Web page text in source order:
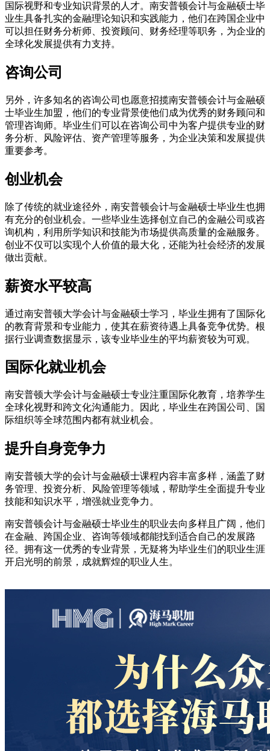
国际视野和专业知识背景的人才。南安普顿会计与金融硕士毕
业生具备扎实的金融理论知识和实践能力，他们在跨国企业中
可以担任财务分析师、投资顾问、财务经理等职务，为企业的
全球化发展提供有力支持。
咨询公司
另外，许多知名的咨询公司也愿意招揽南安普顿会计与金融硕
士毕业生加盟，他们的专业背景使他们成为优秀的财务顾问和
管理咨询师。毕业生们可以在咨询公司中为客户提供专业的财
务分析、风险评估、资产管理等服务，为企业决策和发展提供
重要参考。
创业机会
除了传统的就业途径外，南安普顿会计与金融硕士毕业生也拥
有充分的创业机会。一些毕业生选择创立自己的金融公司或咨
询机构，利用所学知识和技能为市场提供高质量的金融服务。
创业不仅可以实现个人价值的最大化，还能为社会经济的发展
做出贡献。
薪资水平较高
通过南安普顿大学会计与金融硕士学习，毕业生拥有了国际化
的教育背景和专业能力，使其在薪资待遇上具备竞争优势。根
据行业调查数据显示，该专业毕业生的平均薪资较为可观。
国际化就业机会
南安普顿大学会计与金融硕士专业注重国际化教育，培养学生
全球化视野和跨文化沟通能力。因此，毕业生在跨国公司、国
际组织等全球范围内都有就业机会。
提升自身竞争力
南安普顿大学的会计与金融硕士课程内容丰富多样，涵盖了财
务管理、投资分析、风险管理等领域，帮助学生全面提升专业
技能和知识水平，增强就业竞争力。
南安普顿会计与金融硕士毕业生的职业去向多样且广阔，他们
在金融、跨国企业、咨询等领域都能找到适合自己的发展路
径。拥有这一优秀的专业背景，无疑将为毕业生们的职业生涯
开启光明的前景，成就辉煌的职业人生。